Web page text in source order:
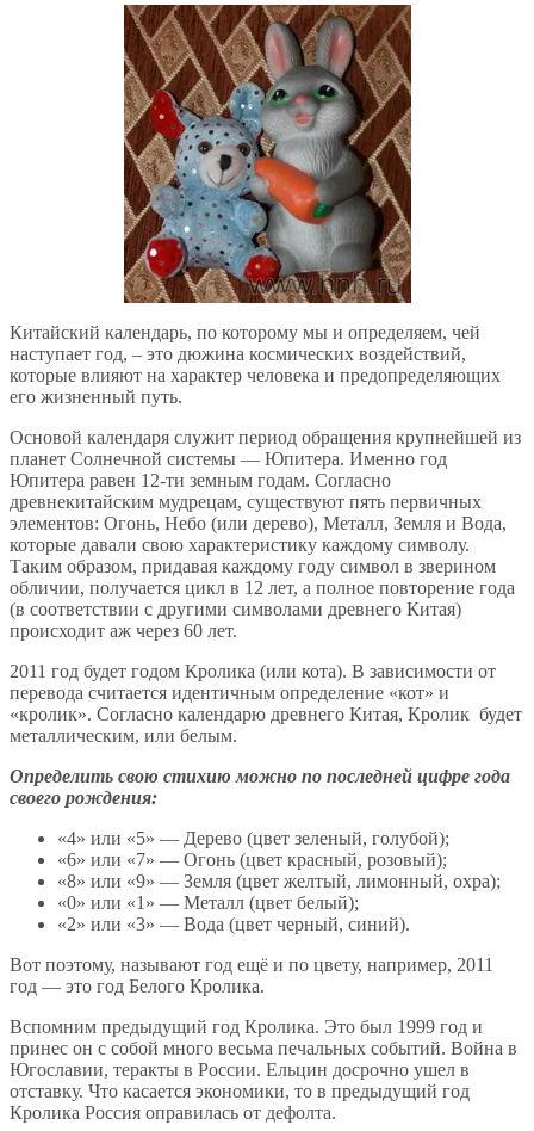
Китайский календарь, по которому мы и определяем, чей
наступает год, – это дюжина космических воздействий,
которые влияют на характер человека и предопределяющих
его жизненный путь.
Основой календаря служит период обращения крупнейшей из
планет Солнечной системы — Юпитера. Именно год
Юпитера равен 12-ти земным годам. Согласно
древнекитайским мудрецам, существуют пять первичных
элементов: Огонь, Небо (или дерево), Металл, Земля и Вода,
которые давали свою характеристику каждому символу.
Таким образом, придавая каждому году символ в зверином
обличии, получается цикл в 12 лет, а полное повторение года
(в соответствии с другими символами древнего Китая)
происходит аж через 60 лет.
2011 год будет годом Кролика (или кота). В зависимости от
перевода считается идентичным определение «кот» и
«кролик». Согласно календарю древнего Китая, Кролик будет
металлическим, или белым.
Определить свою стихию можно по последней цифре года
своего рождения:
«4» или «5» — Дерево (цвет зеленый, голубой);
«6» или «7» — Огонь (цвет красный, розовый);
«8» или «9» — Земля (цвет желтый, лимонный, охра);
«0» или «1» — Металл (цвет белый);
«2» или «3» — Вода (цвет черный, синий).
Вот поэтому, называют год ещё и по цвету, например, 2011
год — это год Белого Кролика.
Вспомним предыдущий год Кролика. Это был 1999 год и
принес он с собой много весьма печальных событий. Война в
Югославии, теракты в России. Ельцин досрочно ушел в
отставку. Что касается экономики, то в предыдущий год
Кролика Россия оправилась от дефолта.